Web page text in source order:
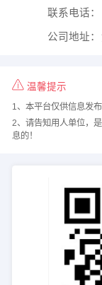
联系电话：
公司地址：
温馨提示
1、本平台仅供信息发
2、请告知用人单位，
息的！